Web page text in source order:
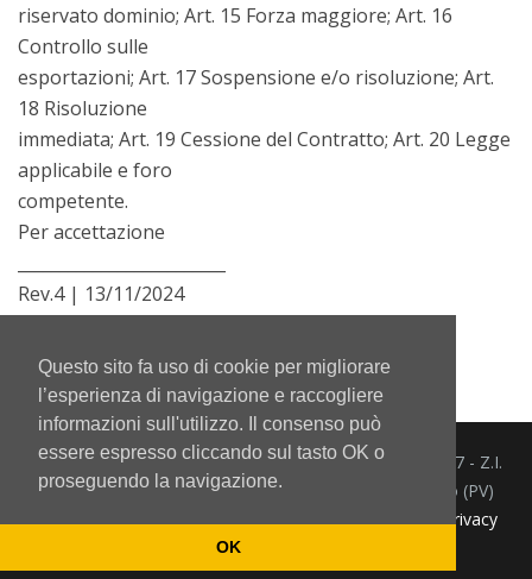
Questo sito fa uso di cookie per migliorare
l’esperienza di navigazione e raccogliere
informazioni sull'utilizzo. Il consenso può
essere espresso cliccando sul tasto OK o
proseguendo la navigazione.
OK
riservato dominio; Art. 15 Forza maggiore; Art. 16
Controllo sulle
esportazioni; Art. 17 Sospensione e/o risoluzione; Art.
18 Risoluzione
immediata; Art. 19 Cessione del Contratto; Art. 20 Legge
applicabile e foro
competente.
Per accettazione
Rev.4 | 13/11/2024
info@mintor.com
Mintor Srl - Via del Lavoro 3/5/7 - Z.I.
Prado 27010 Cura Carpignano (PV)
Italia P.IVA IT 01164240184.Privacy